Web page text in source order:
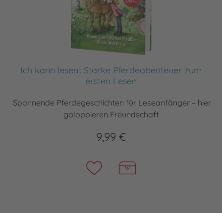
Ich kann lesen!: Starke Pferdeabenteuer zum
ersten Lesen
Spannende Pferdegeschichten für Leseanfänger – hier
galoppieren Freundschaft
9,99 €